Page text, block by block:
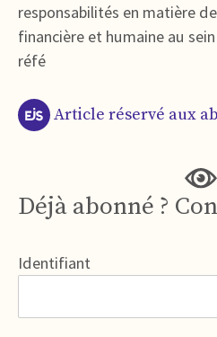
responsabilités en matière
financière et humaine au
réfé
Article réservé aux
Déjà abonné ?
Identifiant